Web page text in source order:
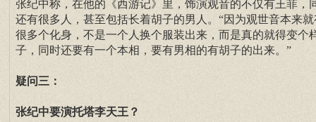
张纪中称，在他的《西游记》里，饰演观音的不仅有王菲，
还有很多人，甚至包括长着胡子的男人。“因为观世音本来就
很多个化身，不是一个人换个服装出来，而是真的就得变个
子，同时还要有一个本相，要有男相的有胡子的出来。”
疑问三：
张纪中要演托塔李天王？